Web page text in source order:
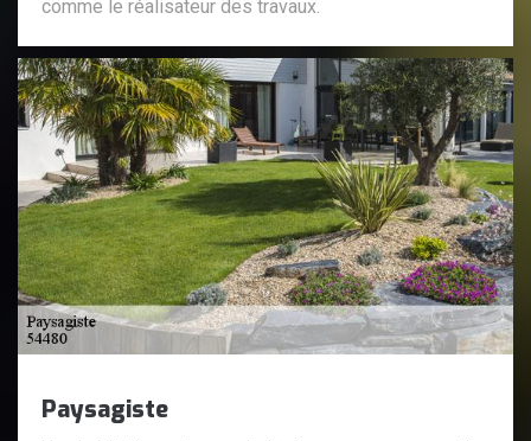
comme le réalisateur des travaux.
Paysagiste